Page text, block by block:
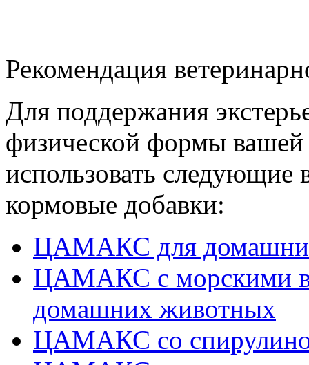
Рекомендация
Для поддержания
физической формы вашей
использовать следующие
кормовые добавки:
ЦАМАКС для
ЦАМАКС с морскими
домашних животных
ЦАМАКС со